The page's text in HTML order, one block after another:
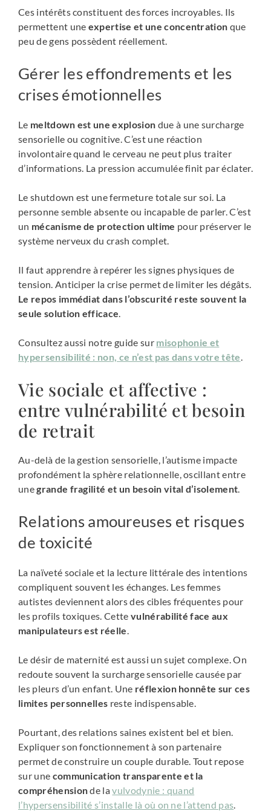
Ces intérêts constituent des forces incroyables. Ils
permettent une expertise et une concentration que
peu de gens possèdent réellement.
Gérer les effondrements et les
crises émotionnelles
Le meltdown est une explosion due à une surcharge
sensorielle ou cognitive. C’est une réaction
involontaire quand le cerveau ne peut plus traiter
d’informations. La pression accumulée finit par éclater.
Le shutdown est une fermeture totale sur soi. La
personne semble absente ou incapable de parler. C’est
un mécanisme de protection ultime pour préserver le
système nerveux du crash complet.
Il faut apprendre à repérer les signes physiques de
tension. Anticiper la crise permet de limiter les dégâts.
Le repos immédiat dans l’obscurité reste souvent la
seule solution efficace.
Consultez aussi notre guide sur misophonie et
hypersensibilité : non, ce n’est pas dans votre tête.
Vie sociale et affective :
entre vulnérabilité et besoin
de retrait
Au-delà de la gestion sensorielle, l’autisme impacte
profondément la sphère relationnelle, oscillant entre
unegrande fragilité et un besoin vital d’isolement.
Relations amoureuses et risques
de toxicité
La naïveté sociale et la lecture littérale des intentions
compliquent souvent les échanges. Les femmes
autistes deviennent alors des cibles fréquentes pour
les profils toxiques. Cette vulnérabilité face aux
manipulateurs est réelle.
Le désir de maternité est aussi un sujet complexe. On
redoute souvent la surcharge sensorielle causée par
les pleurs d’un enfant. Une réflexion honnête sur ces
limites personnelles reste indispensable.
Pourtant, des relations saines existent bel et bien.
Expliquer son fonctionnement à son partenaire
permet de construire un couple durable. Tout repose
sur une communication transparente et la
compréhensionde lavulvodynie : quand
l’hypersensibilité s’installe là où on ne l’attend pas.